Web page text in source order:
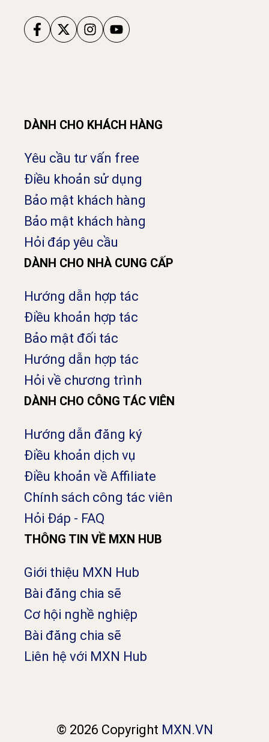
DÀNH CHO KHÁCH HÀNG
Yêu cầu tư vấn free
Điều khoản sử dụng
Bảo mật khách hàng
Bảo mật khách hàng
Hỏi đáp yêu cầu
DÀNH CHO NHÀ CUNG CẤP
Hướng dẫn hợp tác
Điều khoản hợp tác
Bảo mật đối tác
Hướng dẫn hợp tác
Hỏi về chương trình
DÀNH CHO CÔNG TÁC VIÊN
Hướng dẫn đăng ký
Điều khoản dịch vụ
Điều khoản về Affiliate
Chính sách công tác viên
Hỏi Đáp - FAQ
THÔNG TIN VỀ MXN HUB
Giới thiệu MXN Hub
Bài đăng chia sẽ
Cơ hội nghề nghiệp
Bài đăng chia sẽ
Liên hệ với MXN Hub
© 2026 Copyright MXN.VN